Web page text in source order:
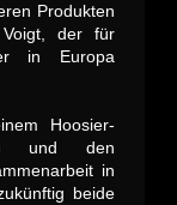
Produkten
Voigt, der für
in Europa
Hoosier-
und den
in
beide